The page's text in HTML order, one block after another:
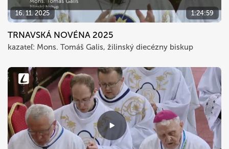
16. 11. 2025 1:24:59
TRNAVSKÁ NOVÉNA 2025
kazateľ: Mons. Tomáš Galis, žilinský diecézny biskup